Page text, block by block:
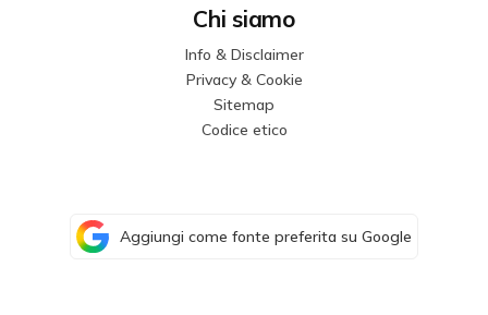
Chi siamo
Info & Disclaimer
Privacy & Cookie
Sitemap
Codice etico
Aggiungi come fonte preferita su Google